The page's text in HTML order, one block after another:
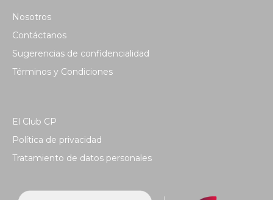
Nosotros
Contáctanos
Sugerencias de confidencialidad
Términos y Condiciones
El Club CP
Política de privacidad
Tratamiento de datos personales